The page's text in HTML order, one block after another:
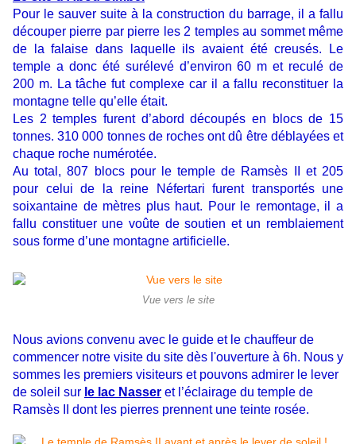
Pour le sauver suite à la construction du barrage, il a fallu
découper pierre par pierre les 2 temples au sommet même
de la falaise dans laquelle ils avaient été creusés. Le
temple a donc été surélevé d’environ 60 m et reculé de
200 m. La tâche fut complexe car il a fallu reconstituer la
montagne telle qu’elle était.
Les 2 temples furent d’abord découpés en blocs de 15
tonnes. 310 000 tonnes de roches ont dû être déblayées et
chaque roche numérotée.
Au total, 807 blocs pour le temple de Ramsès II et 205
pour celui de la reine Néfertari furent transportés une
soixantaine de mètres plus haut. Pour le remontage, il a
fallu constituer une voûte de soutien et un remblaiement
sous forme d’une montagne artificielle.
Vue vers le site
Nous avions convenu avec le guide et le chauffeur de
commencer notre visite du site dès l'ouverture à 6h. Nous y
sommes les premiers visiteurs et pouvons admirer le lever
de soleil sur le lac Nasser et l’éclairage du temple de
Ramsès II dont les pierres prennent une teinte rosée.